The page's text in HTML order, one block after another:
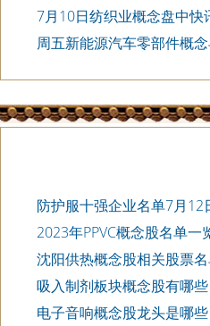
7月10日纺织业概念盘中快
周五新能源汽车零部件概
防护服十强企业名单7月12
2023年PPVC概念股名单一
沈阳供热概念股相关股票
吸入制剂板块概念股有哪些
电子音响概念股龙头是哪些